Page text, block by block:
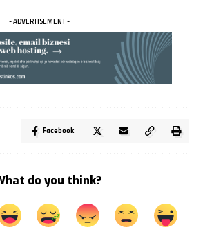
- ADVERTISEMENT -
Facebook
do you think?